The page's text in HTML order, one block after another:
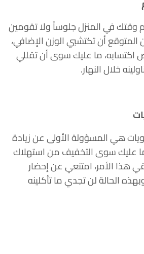
في المنزل جلوساً ولا تقومين
أن تكتشبي الوزن الإضافي،
اكتسابه، ما عليك سوى أن تقللي
خلال النهار.
هي المسؤولة الأولى عن زيادة
ما عليك سوى التخفيف من استهلاك
هذا الأمر، امتنعي عن إحضار
الحالة لن تجدي ما تأكلينه